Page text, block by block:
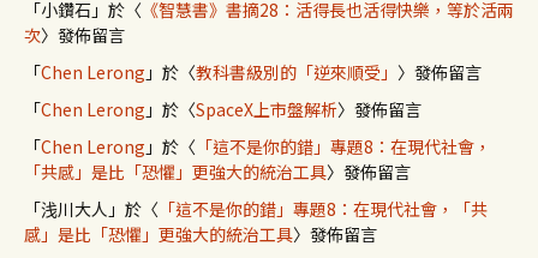
「小鑽石 」於〈 《智慧書》書摘28：活得長也活得快樂，等於活兩
次〉發佈留言
「Chen Lerong 」於〈教科書級別的「逆來順受」 〉發佈留言
「Chen Lerong 」於〈SpaceX上市盤解析〉發佈留言
「Chen Lerong 」於〈 「這不是你的錯」專題8：在現代社會，
「共感」是比「恐懼」更強大的統治工具〉發佈留言
「浅川大人 」於〈 「這不是你的錯」專題8：在現代社會，「共
感」是比「恐懼」更強大的統治工具〉發佈留言